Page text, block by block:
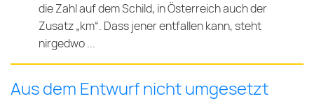
die Zahl auf dem Schild, in Österreich auch der
Zusatz „km“. Dass jener entfallen kann, steht
nirgedwo ...
Aus dem Entwurf nicht umgesetzt